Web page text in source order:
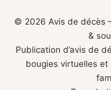
© 2026 Avis de décès
&
Publication d’avis de
bougies virtuelles et